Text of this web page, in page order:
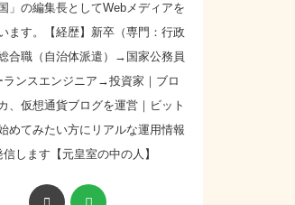
」の編集長としてWebメディアを
ます。【経歴】新卒（専門：行政
合職（自治体派遣）→国家公務員
ンスエンジニア→投資家｜ブロ
、仮想通貨ブログを運営｜ビット
めてみたい方にリアルな運用情報
信します【元皇室の中の人】